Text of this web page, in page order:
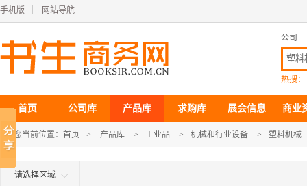
手机版 网站导航
公司
热搜：
首页 公司库 产品库 求购库 展会信息 商业
您当前位置： 首页 > 产品库 > 工业品 > 机械和行业设备 > 塑料机械
请选择区域